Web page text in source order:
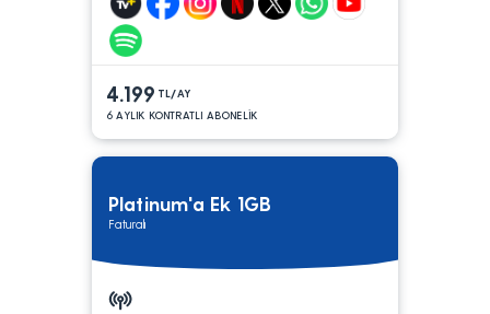
4.199 TL/AY
6 AYLIK KONTRATLI ABONELİK
Platinum'a Ek 1GB
Faturalı